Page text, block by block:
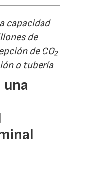
capacidad
de
de CO₂
o tubería